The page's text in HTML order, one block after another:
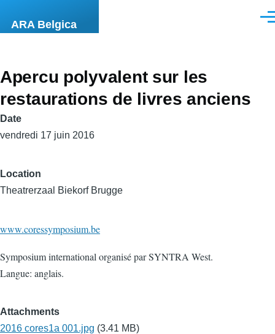
ARA Belgica
Apercu polyvalent sur les
restaurations de livres anciens
Date
vendredi 17 juin 2016
Location
Theatrerzaal Biekorf Brugge
www.coressymposium.be
Symposium international organisé par SYNTRA West.
Langue: anglais.
Attachments
2016 cores1a 001.jpg (3.41 MB)